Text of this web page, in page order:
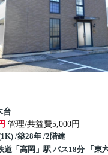
台
管理/共益費5,000円
/築28年 /2階建
道「高岡」駅 バス18分 「東